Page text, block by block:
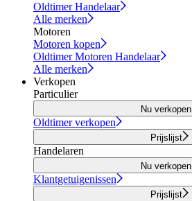
Oldtimer Handelaar
Alle merken
Motoren
Motoren kopen
Oldtimer Motoren Handelaar
Alle merken
Verkopen
Particulier
Nu verkopen
Oldtimer verkopen
Prijslijst
Handelaren
Nu verkopen
Klantgetuigenissen
Prijslijst